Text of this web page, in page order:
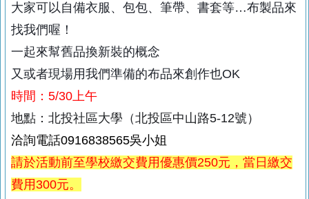
大家可以自備衣服、包包、筆帶、書套等…布製品來
找我們喔！
一起來幫舊品換新裝的概念
又或者現場用我們準備的布品來創作也OK
時間： 5/30上午
地點：北投社區大學（北投區中山路5-12號）
洽詢電話0916838565吳小姐
請於活動前至學校繳交費用優惠價250元，當日繳交
費用300元。